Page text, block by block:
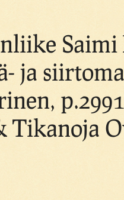
Saimi
ja
p.2991
Tikanoja